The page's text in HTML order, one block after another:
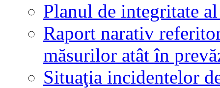
Planul de integritate
Raport narativ
măsurilor atât în
Situaţia incidentelor